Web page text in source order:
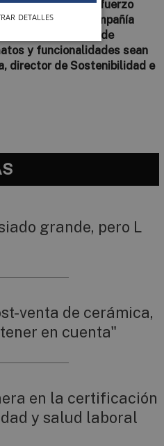
“El importante esfuerzo
de la compañía
presentadas de
y funcionalidades sean
director de Sostenibilidad e
grande, pero L
venta de cerámica,
en cuenta"
en la certificación
y salud laboral
DETALLES